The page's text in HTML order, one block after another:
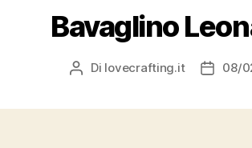
Bavaglino
Autore
Di lovecrafting.it
Data08/